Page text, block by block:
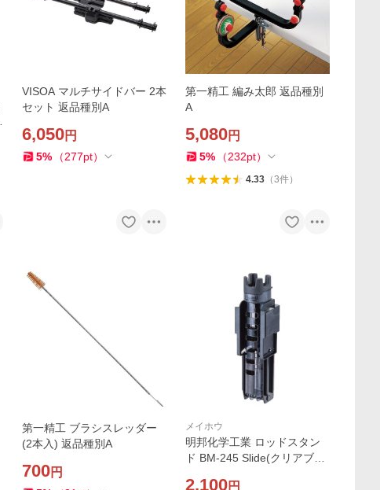
VISOA マルチサイドバー 2本
セット 返品種別A
6,050円
5% （277pt）
第一精工 編み太郎 返品種別
A
5,080円
5% （232pt）
4.33（3件）
第一精工 ブラシスレッダー
(2本入) 返品種別A
700円
メイホウ
明邦化学工業 ロッドスタン
ド BM-245 Slide(クリアブラ
2,100円